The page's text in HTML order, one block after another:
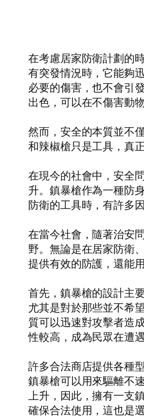
在考慮居家防衛計劃的
有突發情況時，它能夠
必要的傷害，也不會引
出色，可以在不傷害動
然而，安全的本質並不
和辣椒槍只是工具，真
在現今的社會中，安全
升。鎮暴槍作為一種防
防衛的工具時，有許多
在當今社會，隨著治安
野。無論是在居家防衛
提供有效的防護，還能
首先，鎮暴槍的設計主
尤其是對於那些並不希
質可以迅速對攻擊者造
性較高，成為民眾在遭
許多合法商店提供各種
鎮暴槍可以用來驅離不
上升，因此，擁有一支
確保合法使用，這也是